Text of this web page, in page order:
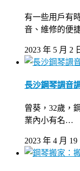
有一些用戶有
音、維修的便
2023 年 5 月 2
長沙鋼琴調音
曾葵，32歲，
業內小有名…
2023 年 4 月 19